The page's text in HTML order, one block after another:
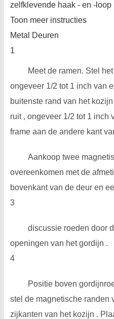
zelfklevende haak - en -
Toon meer instructies
Metal Deuren
1
Meet de ramen. Stel
ongeveer 1/2 tot 1 inch van
buitenste rand van het
ruit , ongeveer 1/2 tot 1 inch
frame aan de andere kant
Aankoop twee
overeenkomen met de
bovenkant van de deur en
3
discussie roeden door
openingen van het gordijn .
4
Positie boven
stel de magnetische randen
zijkanten van het kozijn .